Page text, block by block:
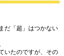
だ「超」はつかない
いたのですが、その